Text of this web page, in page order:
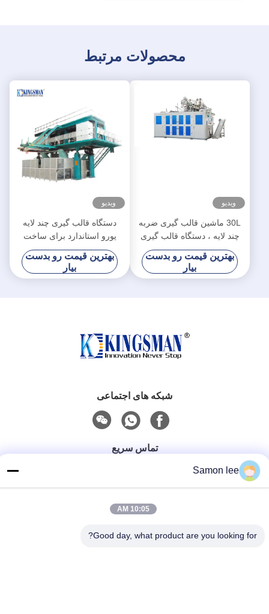
محصولات مرتبط
ویدیو
30L ماشین قالب گیری ضربه
چند لایه ، دستگاه قالب گیری
مخزن آب سه لایه
بهترین قیمت رو بدست
بیار
ویدیو
دستگاه قالب گیری چند لایه
یورو استاندارد برای ساخت
مخزن سوخت خودرو
بهترین قیمت رو بدست
بیار
شبکه های اجتماعی
تماس سریع
تلفن
86--13921962414
samonleechina@163.com
Samon lee
10:05 AM
Good day, what product are you looking for?